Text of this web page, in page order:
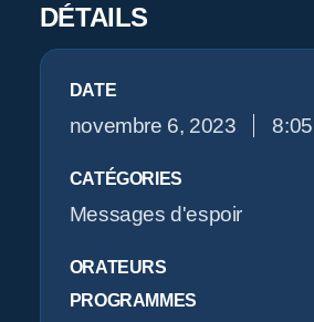
DÉTAILS
DATE
novembre 6, 2023
CATÉGORIES
Messages d'espoir
ORATEURS
PROGRAMMES